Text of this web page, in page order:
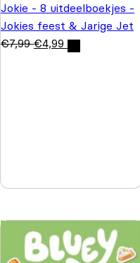
Jokie - 8 uitdeelboekjes -
Jokies feest & Jarige Jet
€7,99 €4,99